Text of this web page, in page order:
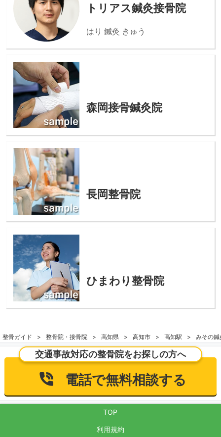
トリアス鍼灸接骨院
はり 鍼灸 きゅう
森岡接骨鍼灸院
長岡整骨院
ひまわり整骨院
整骨ガイド 整骨院・接骨院 高知県 高知市 高知駅 みその
交通事故対応の整骨院をお探しの方へ
電話で無料相談する
TOP
利用規約